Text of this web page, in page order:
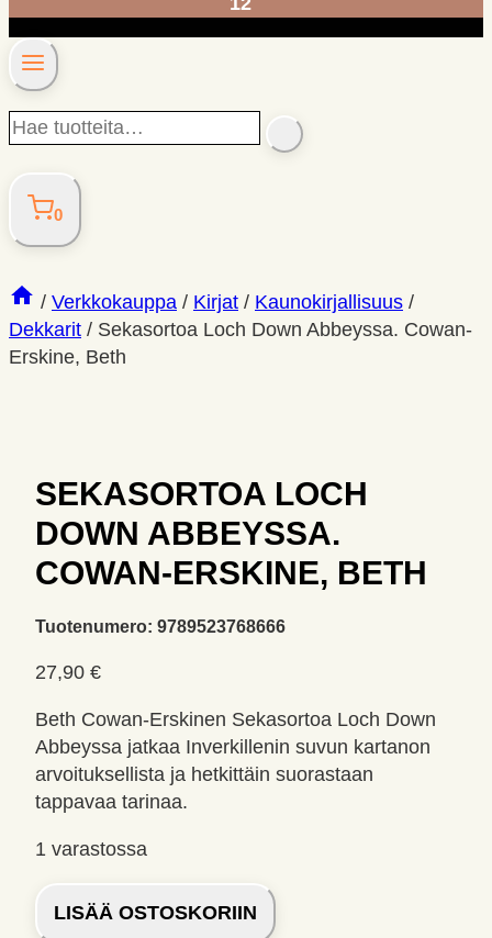
Hae
tuotteita…
SEARCH
0
/ Verkkokauppa / Kirjat / Kaunokirjallisuus /
Dekkarit / Sekasortoa Loch Down Abbeyssa. Cowan-
Erskine, Beth
SEKASORTOA LOCH
DOWN ABBEYSSA.
COWAN-ERSKINE, BETH
Tuotenumero: 9789523768666
27,90 €
Beth Cowan-Erskinen Sekasortoa Loch Down
Abbeyssa jatkaa Inverkillenin suvun kartanon
arvoituksellista ja hetkittäin suorastaan
tappavaa tarinaa.
1 varastossa
Sekasortoa
LochLISÄÄ OSTOSKORIIN